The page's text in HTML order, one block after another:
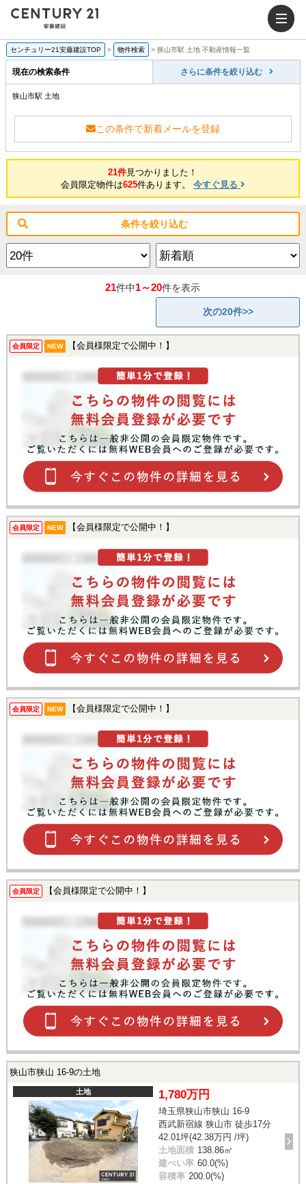
センチュリー21安藤建設TOP > 物件検索 > 狭山市駅 土地 不動産情報一覧
現在の検索条件 さらに条件を絞り込む
狭山市駅 土地
この条件で新着メールを登録
21件見つかりました！
会員限定物件は625件あります。 今すぐ見る
条件を絞り込む
21件中1～20件を表示
次の20件>>
会員限定 NEW 【会員様限定で公開中！】
会員限定 NEW 【会員様限定で公開中！】
会員限定 NEW 【会員様限定で公開中！】
会員限定 【会員様限定で公開中！】
狭山市狭山 16-9の土地
土地 1,780万円
埼玉県狭山市狭山 16-9
西武新宿線 狭山市 徒歩17分
42.01坪(42.38万円 /坪)
土地面積 138.86㎡
建ぺい率 60.0(%)
容積率 200.0(%)